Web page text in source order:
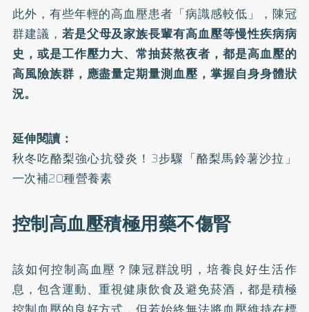
此外，有些年輕的高血壓患者「病識感較低」，陳冠
群建議， 若是父母及家族長輩有高血壓等慢性疾病病
史，或是工作壓力大、常抽菸熬夜者，都是高血壓的
高風險族群，應盡量定期量測血壓，掌握自身身體狀
況。
延伸閱讀：
秋冬吃酪梨強心抗發炎！3步驟「酪梨馬鈴薯沙拉」
一次補20種營養素
控制高血壓積極用藥不傷腎
該如何控制高血壓？陳冠群說明，培養良好生活作
息，包含運動、重視健康飲食及避免菸酒，都是積極